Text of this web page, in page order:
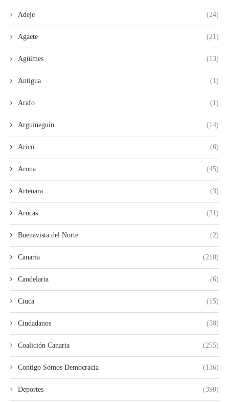
Adeje (24)
Agaete (21)
Agüimes (13)
Antigua (1)
Arafo (1)
Arguineguín (14)
Arico (6)
Arona (45)
Artenara (3)
Arucas (31)
Buenavista del Norte (2)
Canaria (210)
Candelaria (6)
Ciuca (15)
Ciudadanos (58)
Coalición Canaria (255)
Contigo Somos Democracia (136)
Deportes (390)